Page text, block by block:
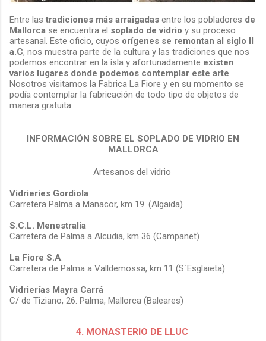
Entre las tradiciones más arraigadas entre los pobladores de
Mallorca se encuentra el soplado de vidrio y su proceso
artesanal. Este oficio, cuyos orígenes se remontan al siglo II
a.C, nos muestra parte de la cultura y las tradiciones que nos
podemos encontrar en la isla y afortunadamente existen
varios lugares donde podemos contemplar este arte.
Nosotros visitamos la Fabrica La Fiore y en su momento se
podía contemplar la fabricación de todo tipo de objetos de
manera gratuita.
INFORMACIÓN SOBRE EL SOPLADO DE VIDRIO EN
MALLORCA
Artesanos del vidrio
Vidrieries Gordiola
Carretera Palma a Manacor, km 19. (Algaida)
S.C.L. Menestralia
Carretera de Palma a Alcudia, km 36 (Campanet)
La Fiore S.A.
Carretera de Palma a Valldemossa, km 11 (S´Esglaieta)
Vidrierías Mayra Carrá
C/ de Tiziano, 26. Palma, Mallorca (Baleares)
4. MONASTERIO DE LLUC